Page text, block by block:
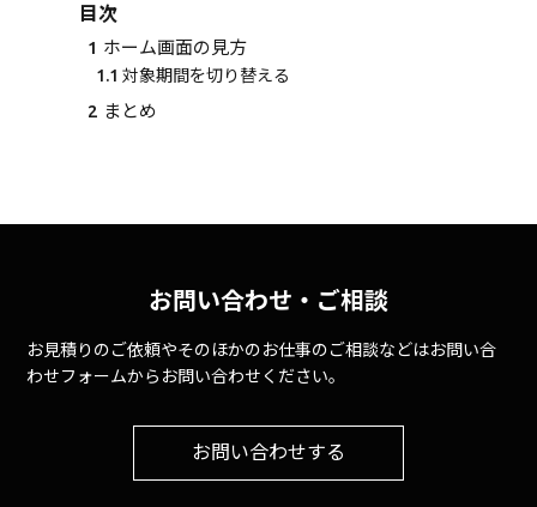
目次
1 ホーム画面の見方
1.1 対象期間を切り替える
2 まとめ
お問い合わせ・ご相談
お見積りのご依頼やそのほかのお仕事のご相談などはお問い合
わせフォームからお問い合わせください。
お問い合わせする